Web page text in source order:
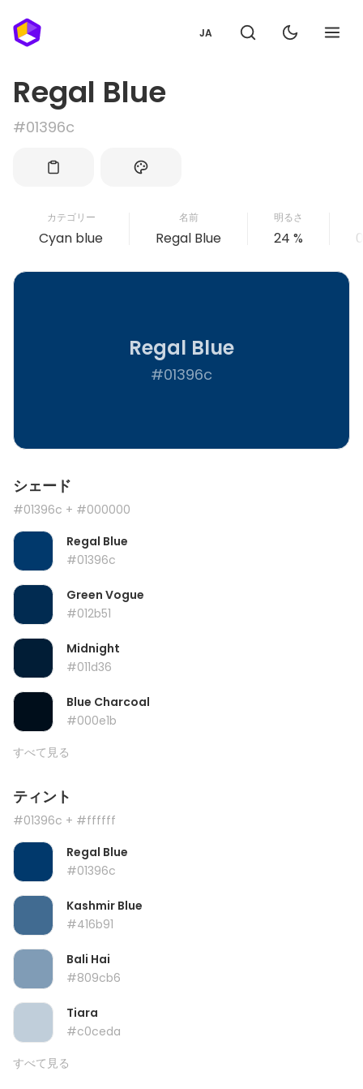
JA
Regal Blue
#01396c
カテゴリー
Cyan blue
名前
Regal Blue
明るさ
24 %
Regal Blue
#01396c
シェード
#01396c + #000000
Regal Blue
#01396c
Green Vogue
#012b51
Midnight
#011d36
Blue Charcoal
#000e1b
すべて見る
ティント
#01396c + #ffffff
Regal Blue
#01396c
Kashmir Blue
#416b91
Bali Hai
#809cb6
Tiara
#c0ceda
すべて見る